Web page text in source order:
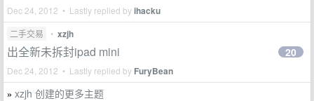
Dec 24, 2012 • Lastly replied byihacku
二手交易 • xzjh
出全新未拆封ipad mini
Dec 24, 2012 • Lastly replied by FuryBean
20
» xzjh 创建的更多主题